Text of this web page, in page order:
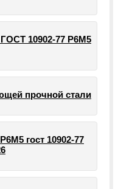
10902-77 Р6М5
прочной стали
гост 10902-77